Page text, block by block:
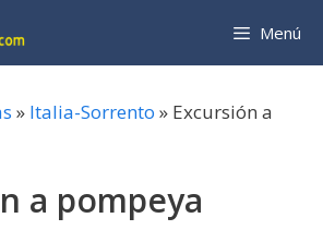
Menú
» Italia-Sorrento » Excursión a
a pompeya